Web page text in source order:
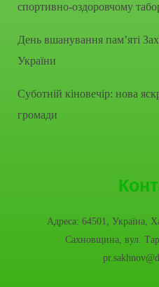
спортивно-оздоровчому
День вшанування пам’яті
України
Суботній кіновечір: нова
громади
Адреса: 64501, Україна,
Сахновщина, вул.